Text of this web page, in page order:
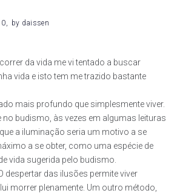
0 by daissen
da vida me vi tentado a buscar
vida e isto tem me trazido bastante
mais profundo que simplesmente viver.
no budismo, às vezes em algumas leituras
a iluminação seria um motivo a se
a se obter, como uma espécie de
vida sugerida pelo budismo.
despertar das ilusões permite viver
morrer plenamente. Um outro método,